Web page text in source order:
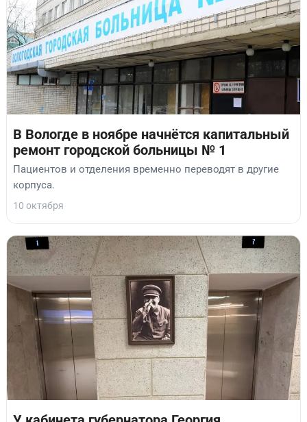
В Вологде в ноябре начнётся капитальный
ремонт городской больницы № 1
Пациентов и отделения временно переводят в другие
корпуса.
10 октября